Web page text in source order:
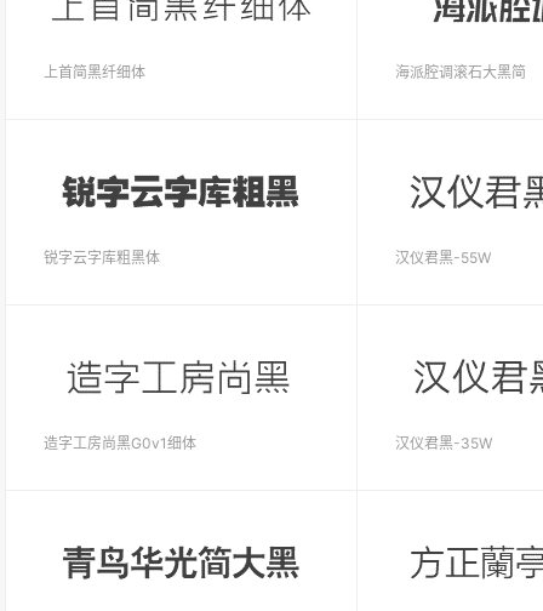
上首简黑纤细体 海派腔调滚石大黑简
锐字云字库粗黑体 汉仪君黑-55W
造字工房尚黑G0v1细体 汉仪君黑-35W